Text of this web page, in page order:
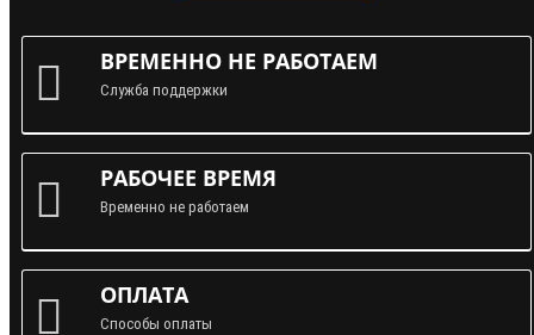
ВРЕМЕННО НЕ РАБОТАЕМ
Служба поддержки
РАБОЧЕЕ ВРЕМЯ
Временно не работаем
ОПЛАТА
Способы оплаты